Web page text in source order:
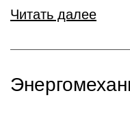
Читать далее